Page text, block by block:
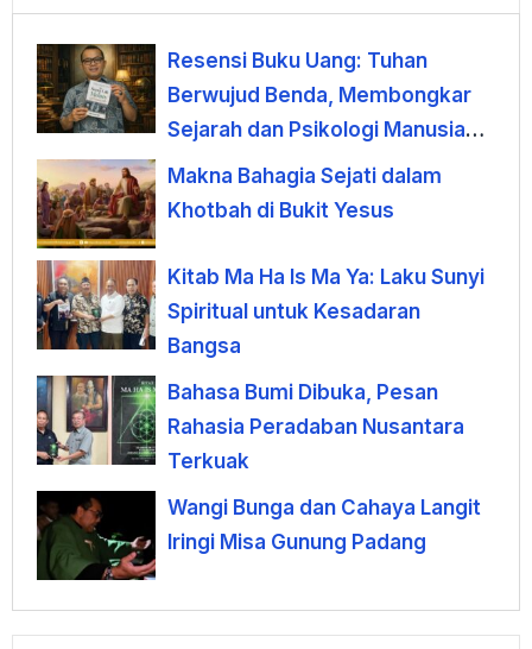
Resensi Buku Uang: Tuhan
Berwujud Benda, Membongkar
Sejarah dan Psikologi Manusia
terhadap Uang
Makna Bahagia Sejati dalam
Khotbah di Bukit Yesus
Kitab Ma Ha Is Ma Ya: Laku Sunyi
Spiritual untuk Kesadaran
Bangsa
Bahasa Bumi Dibuka, Pesan
Rahasia Peradaban Nusantara
Terkuak
Wangi Bunga dan Cahaya Langit
Iringi Misa Gunung Padang